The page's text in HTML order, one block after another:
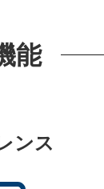
能
ンス